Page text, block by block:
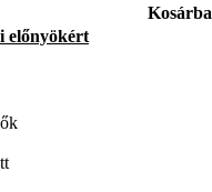
Kosárba
előnyökért